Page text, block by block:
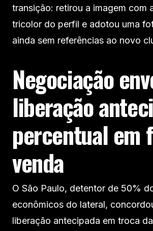
transição: retirou a imagem com
tricolor do perfil e adotou uma
ainda sem referências ao novo
Negociação
liberação
percentual em
venda
O São Paulo, detentor de 50%
econômicos do lateral,
liberação antecipada em troca